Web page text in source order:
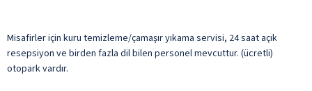
Misafirler için kuru temizleme/çamaşır yıkama servisi, 24 saat açık
resepsiyon ve birden fazla dil bilen personel mevcuttur. (ücretli)
otopark vardır.